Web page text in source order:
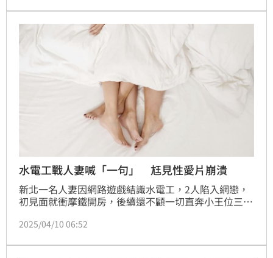
地院認為，阿豪侵害配偶權屬實，因此判他應賠償30萬
元，全案仍可上訴。
水電工戰人妻喊「一句」 尪見性愛片崩潰
新北一名人妻因網路遊戲結識水電工，2人陷入網戀，
初見面就衝摩鐵開房，後續還不顧一切直奔小王位三重
聲稱擔心在房間睡覺的兒子會醒來，甚至還拍攝性愛片
工求償百萬。新北地院審理判賠30萬元。可上訴。
2025/04/10 06:52